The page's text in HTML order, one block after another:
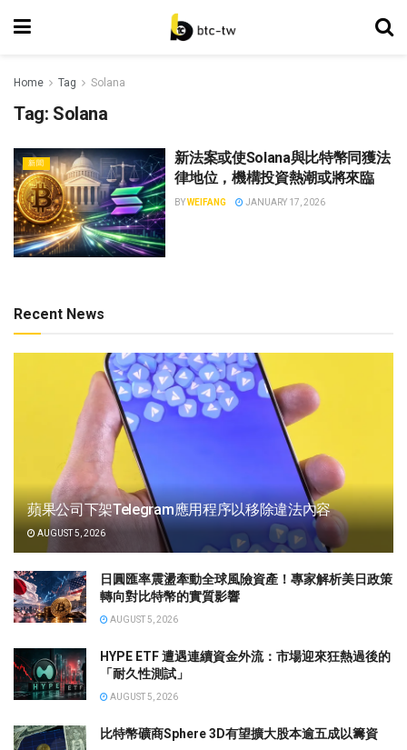
Home Tag Solana
Tag: Solana
新聞
新法案或使Solana與比特幣同獲法
律地位，機構投資熱潮或將來臨
BYWEIFANG JANUARY 17, 2026
Recent News
蘋果公司下架Telegram應用程序以移除違法內容
AUGUST 5, 2026
日圓匯率震盪牽動全球風險資產！專家解析美日政策
轉向對比特幣的實質影響
AUGUST 5, 2026
HYPE ETF 遭遇連續資金外流：市場迎來狂熱過後的
「耐久性測試」
AUGUST 5, 2026
比特幣礦商Sphere 3D有望擴大股本逾五成以籌資